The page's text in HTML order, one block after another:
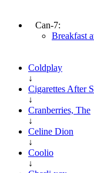
Can-7:
Breakfast
Coldplay
↓
Cigarettes After
↓
Cranberries, The
↓
Celine Dion
↓
Coolio
↓